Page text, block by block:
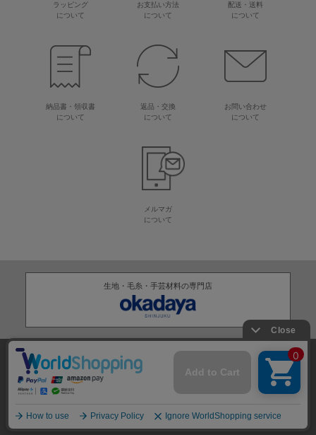
ラッピング
について
お支払い方法
について
配送・送料
について
納品書・領収書
について
返品・交換
について
お問い合わせ
について
メルマガ
について
生地・毛糸・手芸材料の専門店
株式会社オカダヤ
特定商取引法に基づく表記 プライバシーポリシー サイトマップ